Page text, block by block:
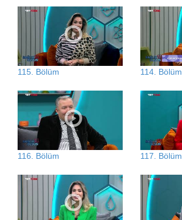
115. Bölüm 114. Bölüm
116. Bölüm 117. Bölüm